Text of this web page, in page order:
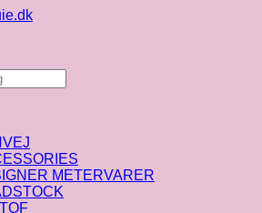
METERVARER